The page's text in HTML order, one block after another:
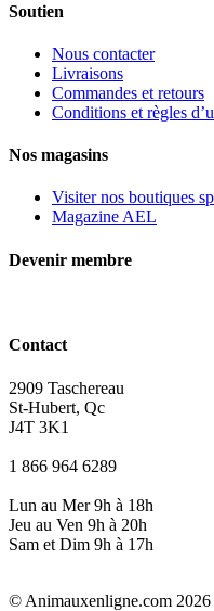
Soutien
Nous contacter
Livraisons
Commandes et retours
Conditions et règles
Nos magasins
Visiter nos boutiques
Magazine AEL
Devenir membre
Contact
2909 Taschereau
St-Hubert, Qc
J4T 3K1
1 866 964 6289
Lun au Mer 9h à 18h
Jeu au Ven 9h à 20h
Sam et Dim 9h à 17h
© Animauxenligne.com 2026